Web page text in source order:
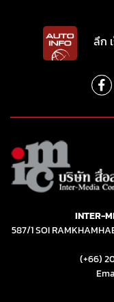
ลึก
INTER-
587/1 SOI
(+66)